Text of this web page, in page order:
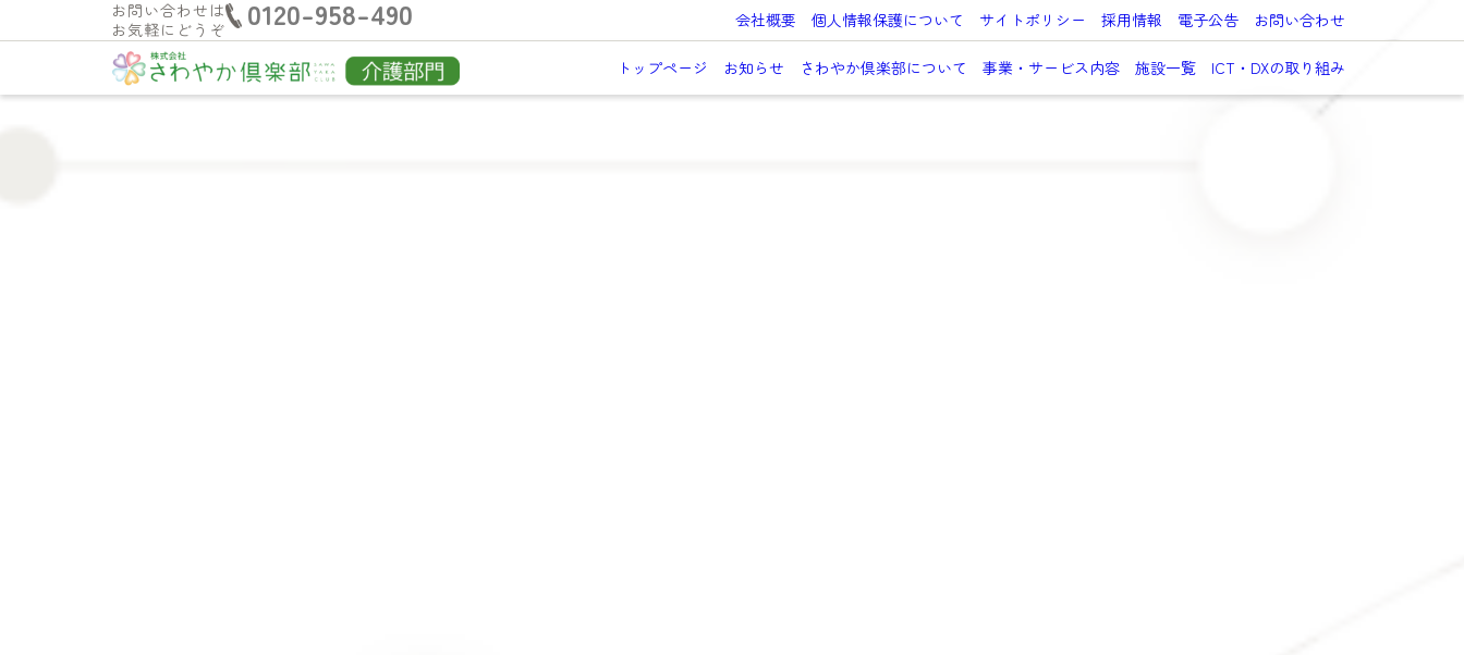
お問い合わせは
お気軽にどうぞ
0120-958-490 会社概要 個人情報保護について サイトポリシー 採用情報 電子公告 お問い合わせ
トップページ お知らせ さわやか倶楽部について 事業・サービス内容 施設一覧 ICT・DXの取り組み